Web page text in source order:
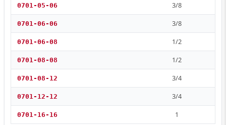
0701-05-06 3/8
0701-06-06 3/8
0701-06-08 1/2
0701-08-08 1/2
0701-08-12 3/4
0701-12-12 3/4
0701-16-16 1